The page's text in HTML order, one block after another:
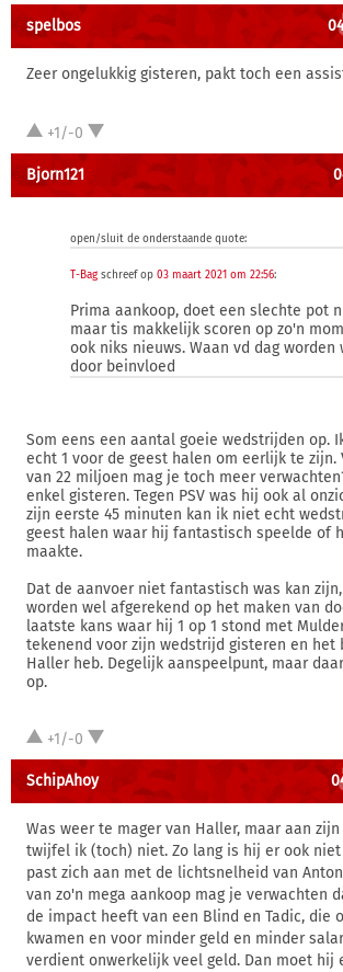
spelbos
Zeer ongelukkig gisteren, pakt toch een
+1/-0
Bjorn121
open/sluit de onderstaande quote:
T-Bag schreef op 03 maart 2021 om 22:56:
Prima aankoop, doet een slechte pot
maar tis makkelijk scoren op zo'n
ook niks nieuws. Waan vd dag worden
door beinvloed
Som eens een aantal goeie wedstrijden op.
echt 1 voor de geest halen om eerlijk te zijn.
van 22 miljoen mag je toch meer
enkel gisteren. Tegen PSV was hij ook al
zijn eerste 45 minuten kan ik niet echt
geest halen waar hij fantastisch speelde of
maakte.
Dat de aanvoer niet fantastisch was kan
worden wel afgerekend op het maken van
laatste kans waar hij 1 op 1 stond met
tekenend voor zijn wedstrijd gisteren en het
Haller heb. Degelijk aanspeelpunt, maar
op.
+1/-0
SchipAhoy
Was weer te mager van Haller, maar aan
twijfel ik (toch) niet. Zo lang is hij er ook
past zich aan met de lichtsnelheid van
van zo'n mega aankoop mag je verwachten
de impact heeft van een Blind en Tadic, die
kwamen en voor minder geld en minder
verdient onwerkelijk veel geld. Dan moet hij